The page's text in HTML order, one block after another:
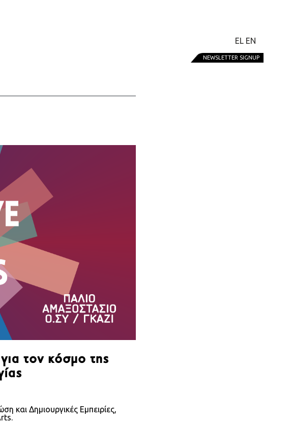
EL EN
NEWSLETTER SIGNUP
τον κόσμο της
και Δημιουργικές Εμπειρίες,